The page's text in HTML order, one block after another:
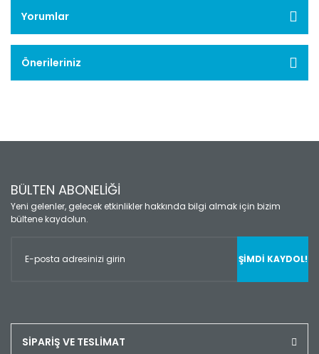
Yorumlar
Önerileriniz
BÜLTEN ABONELİĞİ
Yeni gelenler, gelecek etkinlikler hakkında bilgi almak için bizim
bültene kaydolun.
ŞİMDİ KAYDOL!
SİPARİŞ VE TESLİMAT